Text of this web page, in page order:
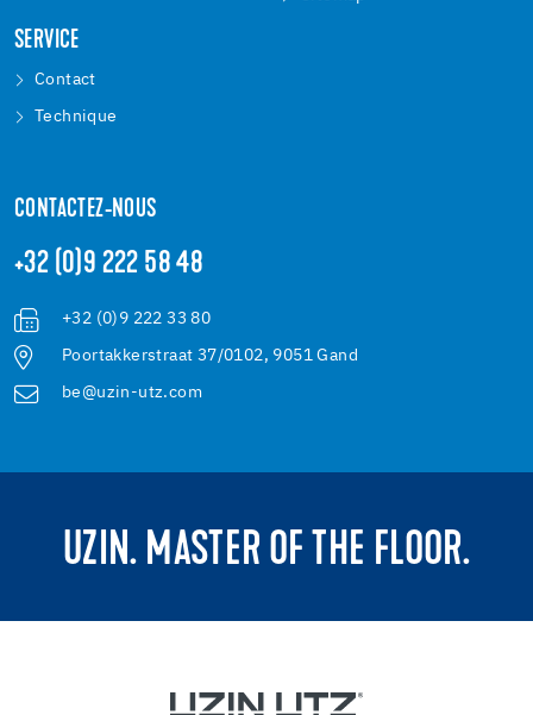
SERVICE
Contact
Technique
CONTACTEZ-NOUS
+32 (0)9 222 58 48
+32 (0)9 222 33 80
Poortakkerstraat 37/0102, 9051 Gand
be@uzin-utz.com
UZIN. MASTER OF THE FLOOR.